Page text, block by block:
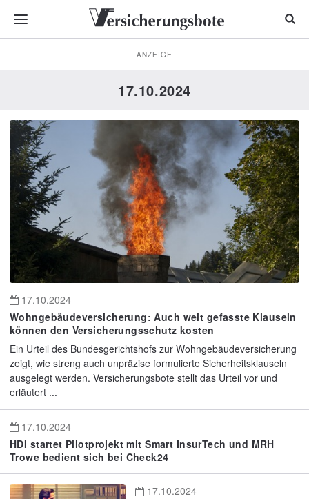
ANZEIGE
17.10.2024
17.10.2024
Wohngebäudeversicherung: Auch weit gefasste Klauseln
können den Versicherungsschutz kosten
Ein Urteil des Bundesgerichtshofs zur Wohngebäudeversicherung
zeigt, wie streng auch unpräzise formulierte Sicherheitsklauseln
ausgelegt werden. Versicherungsbote stellt das Urteil vor und
erläutert ...
17.10.2024
HDI startet Pilotprojekt mit Smart InsurTech und MRH
Trowe bedient sich bei Check24
17.10.2024